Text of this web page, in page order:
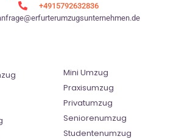
+4915792632836
Mini Umzug
Praxisumzug
Privatumzug
Seniorenumzug
Studentenumzug